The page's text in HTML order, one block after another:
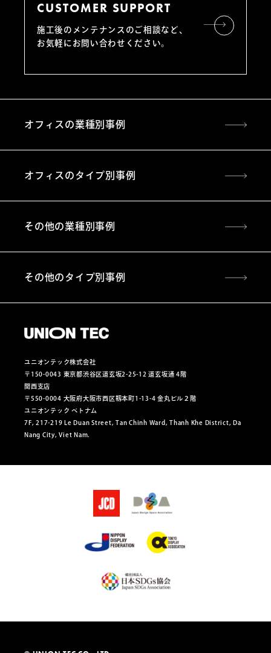
CUSTOMER SUPPORT
施工後のメンテナンスのご相談など、
お気軽にお問い合わせください。
オフィスの業種別事例
その他の業種別事例
オフィスのタイプ別事例
その他のタイプ別事例
ユニオンテック株式会社
〒150-0043 東京都渋谷区道玄坂2-25-12 道玄坂通 4階
関西支店
〒550-0004 大阪府大阪市西区靱本町1-13-4 金丸ビル２階
ユニオンテック ベトナム
7F, 217-219 Le Duan Street, Tan Chinh Ward, Thanh Khe District, Da
Nang City, Viet Nam.